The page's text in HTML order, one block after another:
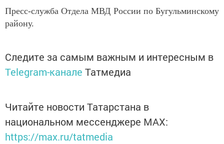
Пресс-служба Отдела МВД России по Бугульминскому
району.
Следите за самым важным и интересным в
Telegram-канале Татмедиа
Читайте новости Татарстана в
национальном мессенджере MАХ:
https://max.ru/tatmedia